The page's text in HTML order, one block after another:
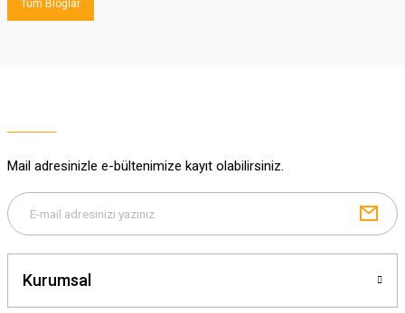
Tüm Bloglar
Mail adresinizle e-bültenimize kayıt olabilirsiniz.
Kurumsal